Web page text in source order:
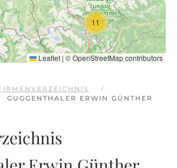
11
Leaflet | ©OpenStreetMapcontributors
GUGGENTHALER ERWIN GÜNTHER